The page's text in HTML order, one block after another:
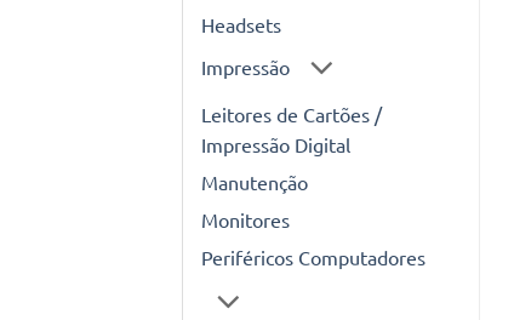
Headsets
Impressão
Leitores de Cartões /
Impressão Digital
Manutenção
Monitores
Periféricos Computadores